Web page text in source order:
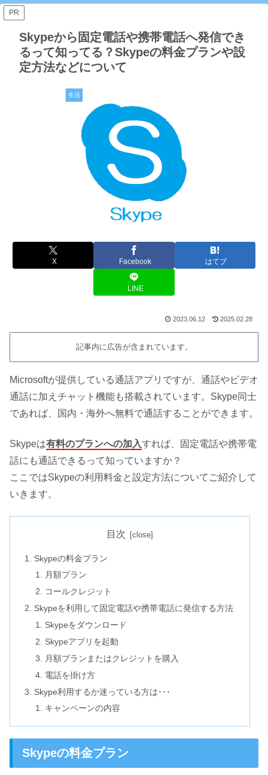
PR
Skypeから固定電話や携帯電話へ発信でき
るって知ってる？Skypeの料金プランや設
定方法などについて
生活
X Facebook はてブ
LINE
2023.06.12 2025.02.28
記事内に広告が含まれています。
Microsoftが提供している通話アプリですが、通話やビデオ
通話に加えチャット機能も搭載されています。Skype同士
であれば、国内・海外へ無料で通話することができます。
Skypeは有料のプランへの加入すれば、固定電話や携帯電
話にも通話できるって知っていますか？
ここではSkypeの利用料金と設定方法についてご紹介して
いきます。
目次
Skypeの料金プラン
月額プラン
コールクレジット
Skypeを利用して固定電話や携帯電話に発信する方法
Skypeをダウンロード
Skypeアプリを起動
月額プランまたはクレジットを購入
電話を掛け方
Skype利用するか迷っている方は･･･
キャンペーンの内容
Skypeの料金プラン